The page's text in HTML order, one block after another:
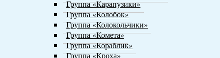
Группа «Карапузики»
Группа «Колобок»
Группа «Колокольчики»
Группа «Комета»
Группа «Кораблик»
Группа «Кроха»